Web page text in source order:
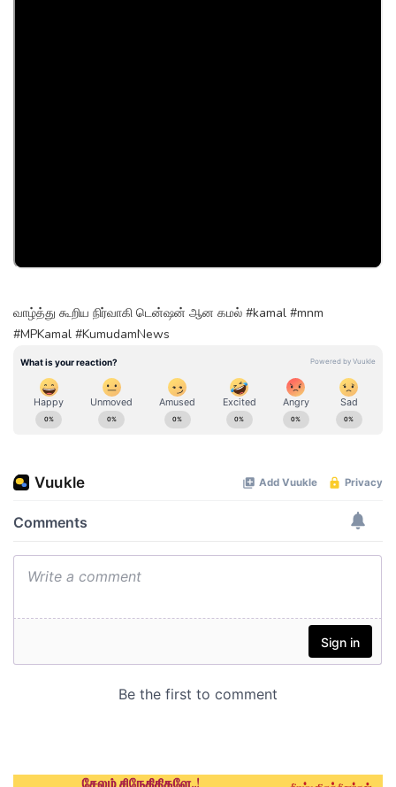
வாழ்த்து கூறிய நிர்வாகி டென்ஷன் ஆன கமல் #kamal #mnm
#MPKamal #KumudamNews